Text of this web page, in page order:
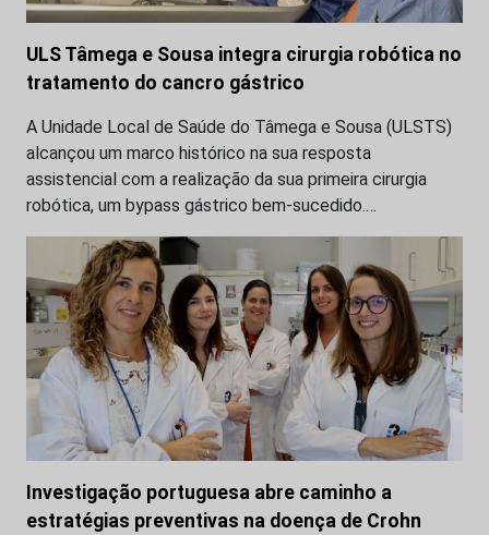
ULS Tâmega e Sousa integra cirurgia robótica no
tratamento do cancro gástrico
A Unidade Local de Saúde do Tâmega e Sousa (ULSTS)
alcançou um marco histórico na sua resposta
assistencial com a realização da sua primeira cirurgia
robótica, um bypass gástrico bem-sucedido.…
Investigação portuguesa abre caminho a
estratégias preventivas na doença de Crohn